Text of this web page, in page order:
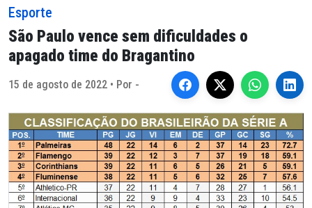
Esporte
São Paulo vence sem dificuldades o
apagado time do Bragantino
15 de agosto de 2022 • Por -